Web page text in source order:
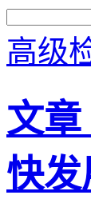
高级
文
快发